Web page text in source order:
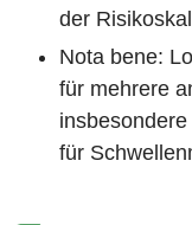
der
Nota bene:
für mehrere
für